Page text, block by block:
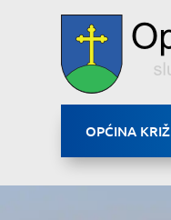
OPĆINA KRIŽ